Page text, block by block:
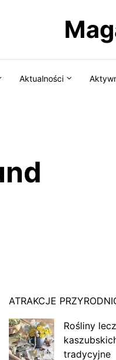
Aktualności
ATRAKCJE
Rośliny
tradycyjne